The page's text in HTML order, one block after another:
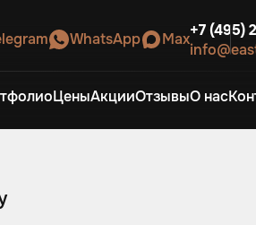
WhatsApp Max+7 (495)
ЦеныАкцииОтзывыО нас